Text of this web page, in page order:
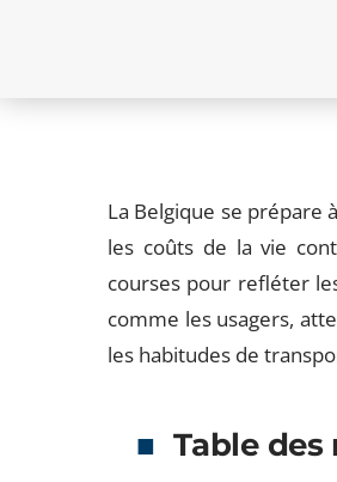
La Belgique se prépare
les coûts de la vie
courses pour refléter
comme les usagers,
les habitudes de
Table